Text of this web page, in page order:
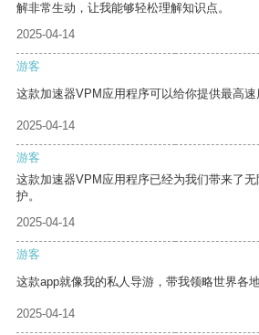
解非常生动，让我能够轻松理解知识点。
2025-04-14
游客
这款加速器VPM应用程序可以给你提供最高速
2025-04-14
游客
这款加速器VPM应用程序已经为我们带来了
护。
2025-04-14
游客
这款app就像我的私人导游，带我领略世界各地
2025-04-14